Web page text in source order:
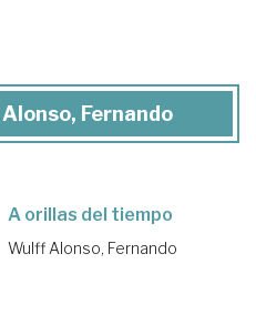
Fernando
A orillas del tiempo
Wulff Alonso, Fernando